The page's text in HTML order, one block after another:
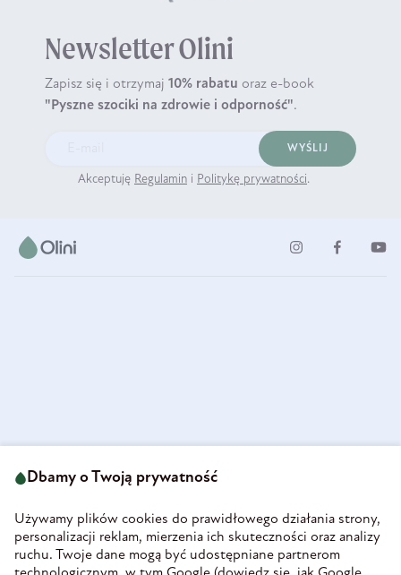
Newsletter Olini
Zapisz się i otrzymaj 10% rabatu oraz e-book
"Pyszne szociki na zdrowie i odporność".
WYŚLIJ
Akceptuję Regulamin i Politykę prywatności.
58-160 Świebodzice
REGON 890213034
INFORMACJE
Dbamy o Twoją prywatność
Używamy plików cookies do prawidłowego działania strony,
personalizacji reklam, mierzenia ich skuteczności oraz analizy
ruchu. Twoje dane mogą być udostępniane partnerom